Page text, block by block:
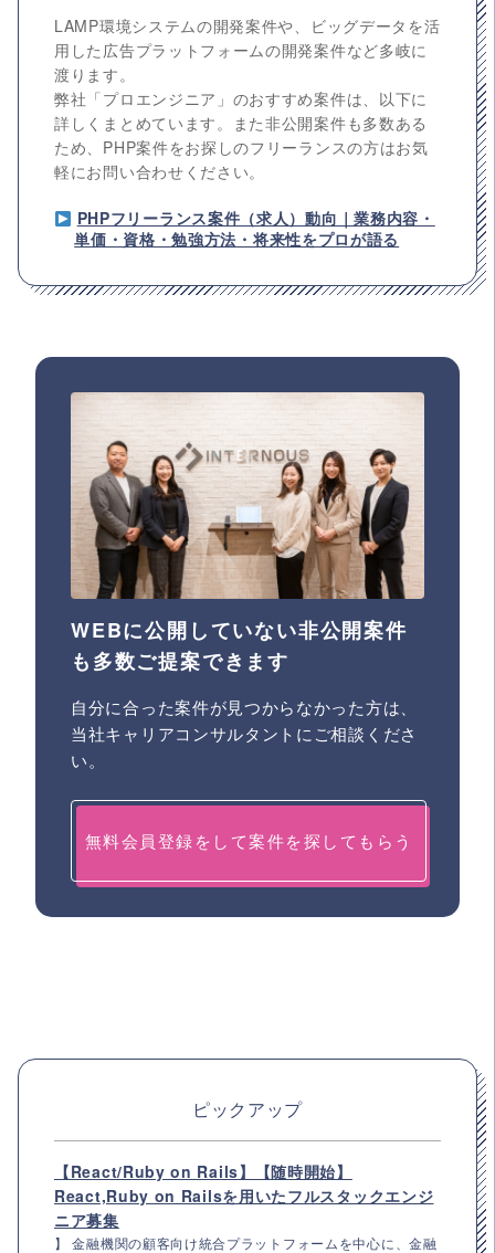
LAMP環境システムの開発案件や、ビッグデータを活
用した広告プラットフォームの開発案件など多岐に
渡ります。
弊社「プロエンジニア」のおすすめ案件は、以下に
詳しくまとめています。また非公開案件も多数ある
ため、PHP案件をお探しのフリーランスの方はお気
軽にお問い合わせください。
PHPフリーランス案件（求人）動向｜業務内容・
単価・資格・勉強方法・将来性をプロが語る
WEBに公開していない非公開案件
も多数ご提案できます
自分に合った案件が見つからなかった方は、
当社キャリアコンサルタントにご相談くださ
い。
無料会員登録をして案件を探してもらう
ピックアップ
【React/Ruby on Rails】【随時開始】
React,Ruby on Railsを用いたフルスタックエンジ
ニア募集
】 金融機関の顧客向け統合プラットフォームを中心に、金融